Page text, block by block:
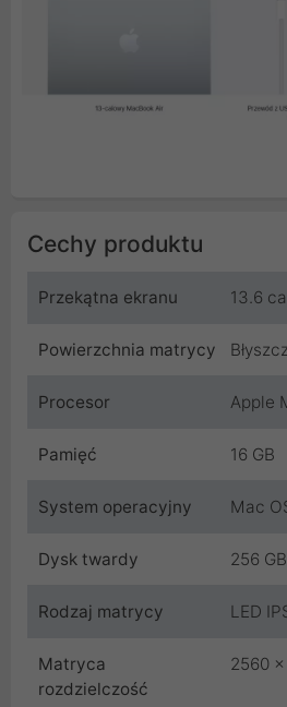
Cechy produktu
Przekątna ekranu 13.6
Powierzchnia matrycy
Procesor Apple
Pamięć 16 GB
System operacyjny Mac
Dysk twardy 256 GB
Rodzaj matrycy LED
Matryca
rozdzielczość
2560